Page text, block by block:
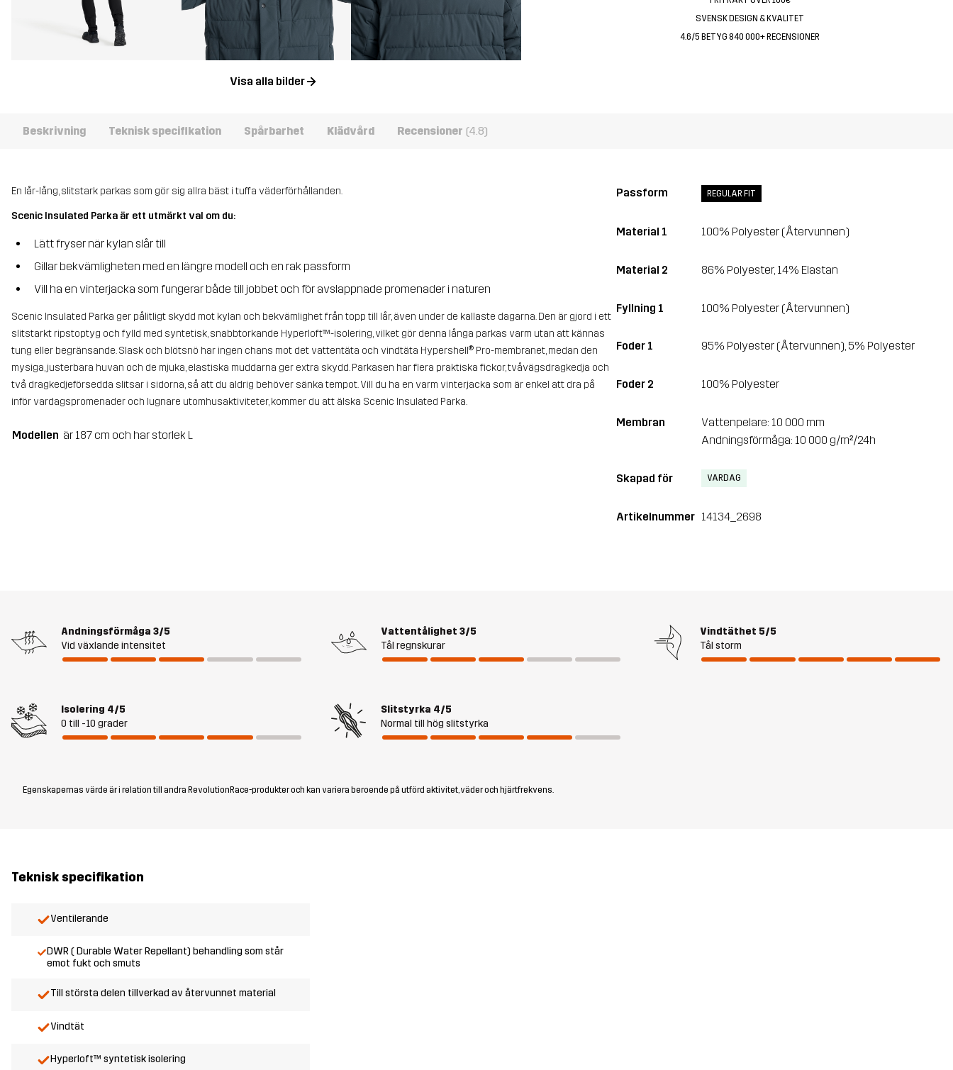
Visa alla bilder
SVENSK DESIGN & KVALITET
4.6/5 BETYG 840 000+ RECENSIONER
Beskrivning Teknisk specifikation Spårbarhet Klädvård Recensioner (4.8)
En lår-lång, slitstark parkas som gör sig allra bäst i tuffa väderförhållanden.
Scenic Insulated Parka är ett utmärkt val om du:
Lätt fryser när kylan slår till
Gillar bekvämligheten med en längre modell och en rak passform
Vill ha en vinterjacka som fungerar både till jobbet och för avslappnade promenader i naturen
Scenic Insulated Parka ger pålitligt skydd mot kylan och bekvämlighet från topp till lår, även under de kallaste dagarna. Den är gjord i ett
slitstarkt ripstoptyg och fylld med syntetisk, snabbtorkande Hyperloft™-isolering, vilket gör denna långa parkas varm utan att kännas
tung eller begränsande. Slask och blötsnö har ingen chans mot det vattentäta och vindtäta Hypershell® Pro-membranet, medan den
mysiga, justerbara huvan och de mjuka, elastiska muddarna ger extra skydd. Parkasen har flera praktiska fickor, tvåvägsdragkedja och
två dragkedjeförsedda slitsar i sidorna, så att du aldrig behöver sänka tempot. Vill du ha en varm vinterjacka som är enkel att dra på
inför vardagspromenader och lugnare utomhusaktiviteter, kommer du att älska Scenic Insulated Parka.
Modellen är 187 cm och har storlek L
Passform REGULAR FIT
Material 1 100% Polyester (Återvunnen)
Material 2 86% Polyester, 14% Elastan
Fyllning 1 100% Polyester (Återvunnen)
Foder 1 95% Polyester (Återvunnen), 5% Polyester
Foder 2 100% Polyester
Membran
Vattenpelare: 10 000 mm
Andningsförmåga: 10 000 g/m²/24h
Skapad för VARDAG
Artikelnummer 14134_2698
Andningsförmåga 3/5
Vid växlande intensitet
Vattentålighet 3/5
Tål regnskurar
Vindtäthet 5/5
Tål storm
Isolering 4/5
0 till -10 grader
Slitstyrka 4/5
Normal till hög slitstyrka
Egenskapernas värde är i relation till andra RevolutionRace-produkter och kan variera beroende på utförd aktivitet, väder och hjärtfrekvens.
Teknisk specifikation
Ventilerande
DWR ( Durable Water Repellant) behandling som står
emot fukt och smuts
Till största delen tillverkad av återvunnet material
Vindtät
Hyperloft™ syntetisk isolering